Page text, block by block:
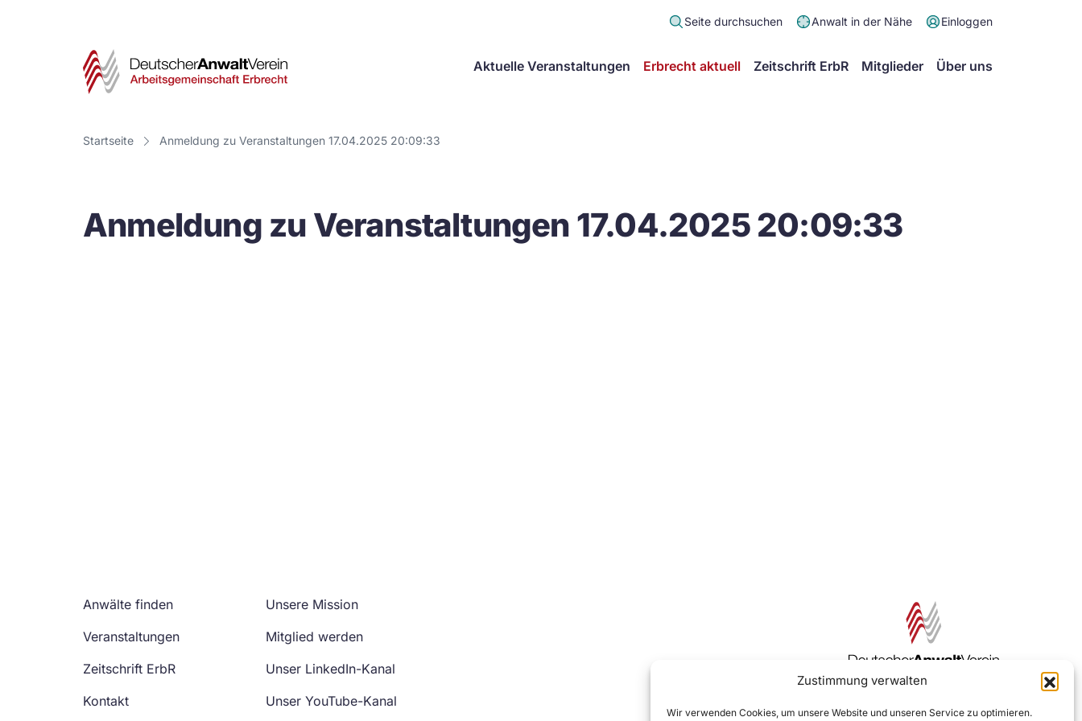
Zustimmung verwalten
Wir verwenden Cookies, um unsere Website und unseren Service zu optimieren.
Seite durchsuchen Anwalt in der Nähe Einloggen
Deutscher
Verein
Arbeitsgemeinschaft
Aktuelle Veranstaltungen Erbrecht aktuell Zeitschrift ErbR Mitglieder Über uns
Startseite Anmeldung zu Veranstaltungen 17.04.2025 20:09:33
Anmeldung zu Veranstaltungen 17.04.2025 20:09:33
Anwälte finden
Veranstaltungen
Zeitschrift ErbR
Kontakt
Unsere Mission
Mitglied werden
Unser LinkedIn-Kanal
Unser YouTube-Kanal
Zur DAV Webseite